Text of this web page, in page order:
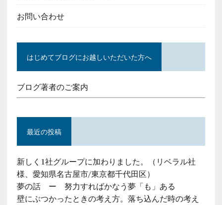
お問い合わせ
はじめてブログにお越しいただいた方へ
ブログ著者のご案内
最近の投稿
新しく1社グループに加わりました。（リベラル社
様、愛知県名古屋市/東京都千代田区）
夢の話 ー 努力すればかなう夢「も」ある
壁にぶつかったときの考え方。落ち込んだ時の考え